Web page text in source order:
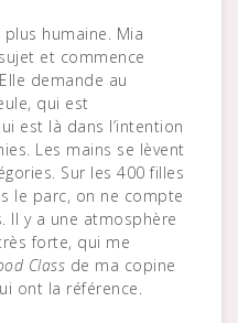
humaine. Mia
et commence
demande au
qui est
est là dans l’intention
Les mains se lèvent
Sur les 400 filles
le parc, on ne compte
Il y a une atmosphère
forte, qui me
Class de ma copine
ont la référence.